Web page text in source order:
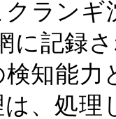
ラン
に記録
知能力
、処